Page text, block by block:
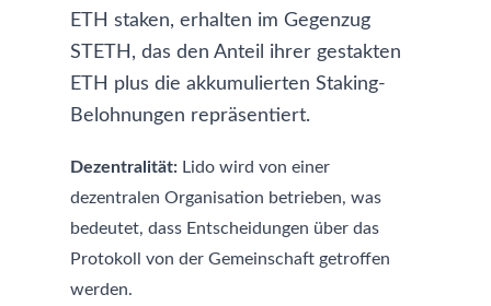
ETH staken, erhalten im Gegenzug
STETH, das den Anteil ihrer gestakten
ETH plus die akkumulierten Staking-
Belohnungen repräsentiert.
Dezentralität: Lido wird von einer
dezentralen Organisation betrieben, was
bedeutet, dass Entscheidungen über das
Protokoll von der Gemeinschaft getroffen
werden.